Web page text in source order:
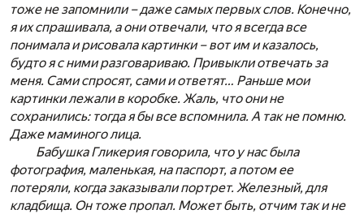
тоже не запомнили – даже самых первых слов. Конечно,
я их спрашивала, а они отвечали, что я всегда все
понимала и рисовала картинки – вот им и казалось,
будто я с ними разговариваю. Привыкли отвечать за
меня. Сами спросят, сами и ответят… Раньше мои
картинки лежали в коробке. Жаль, что они не
сохранились: тогда я бы все вспомнила. А так не помню.
Даже маминого лица.
Бабушка Гликерия говорила, что у нас была
фотография, маленькая, на паспорт, а потом ее
потеряли, когда заказывали портрет. Железный, для
кладбища. Он тоже пропал. Может быть, отчим так и не